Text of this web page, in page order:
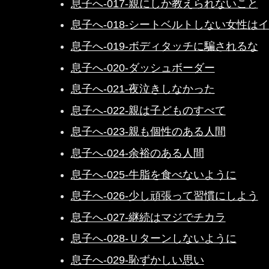
息子へ-017-親にしか教えられないこと
息子へ-018-シートベルトしない女性は
息子へ-019-ボディタッチに騙されるな
息子へ-020-ダッシュボーダー
息子へ-021-夜泣きしなかった
息子へ-022-親は子どものすべて
息子へ-023-親も個性のある人間
息子へ-024-余裕のある人間
息子へ-025-牛脂を食べないように
息子へ-026-少し頑張って習慣にしよう
息子へ-027-継続はマジでチカラ
息子へ-028-Ｕターンしないように
息子へ-029-恥ずかしい思い